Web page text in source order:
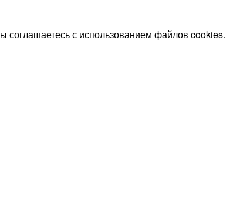
соглашаетесь с использованием файлов cookies.